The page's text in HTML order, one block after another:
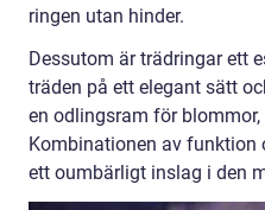
ringen utan hinder.
Dessutom är trädringar ett
träden på ett elegant sätt
en odlingsram för blommor,
Kombinationen av funktion
ett oumbärligt inslag i den